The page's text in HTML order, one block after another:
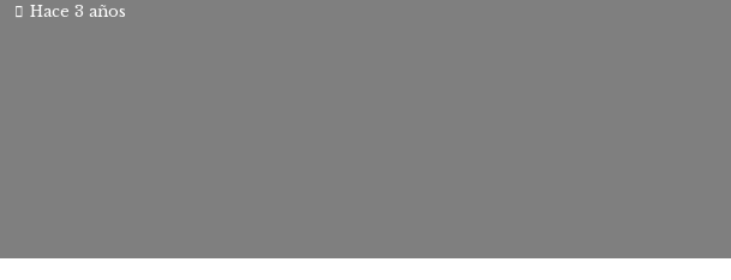
Hace 3 años